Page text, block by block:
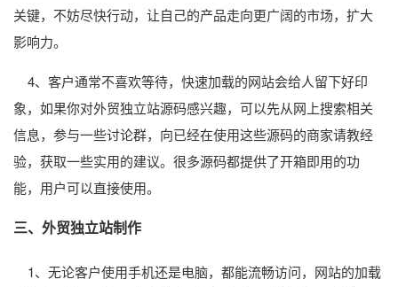
关键，不妨尽快行动，让自己的产品走向更广阔的市场，扩大
影响力。
4、客户通常不喜欢等待，快速加载的网站会给人留下好印
象，如果你对外贸独立站源码感兴趣，可以先从网上搜索相关
信息，参与一些讨论群，向已经在使用这些源码的商家请教经
验，获取一些实用的建议。很多源码都提供了开箱即用的功
能，用户可以直接使用。
三、外贸独立站制作
1、无论客户使用手机还是电脑，都能流畅访问，网站的加载